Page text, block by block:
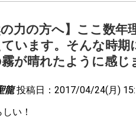
の力の方へ】ここ数
ています。そんな時
が晴れたように感
龍 投稿日：2017/04/24(月)
い！